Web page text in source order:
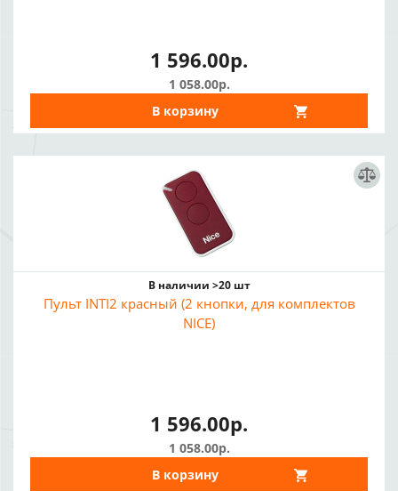
1 596.00р.
1 058.00р.
В корзину
В наличии >20 шт
Пульт INTI2 красный (2 кнопки, для комплектов
NICE)
1 596.00р.
1 058.00р.
В корзину